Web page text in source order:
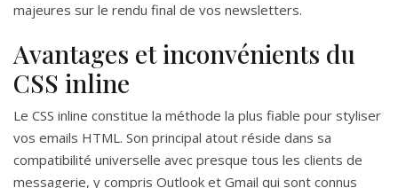
majeures sur le rendu final de vos newsletters.
Avantages et inconvénients du
CSS inline
Le CSS inline constitue la méthode la plus fiable pour styliser
vos emails HTML. Son principal atout réside dans sa
compatibilité universelle avec presque tous les clients de
messagerie, y compris Outlook et Gmail qui sont connus